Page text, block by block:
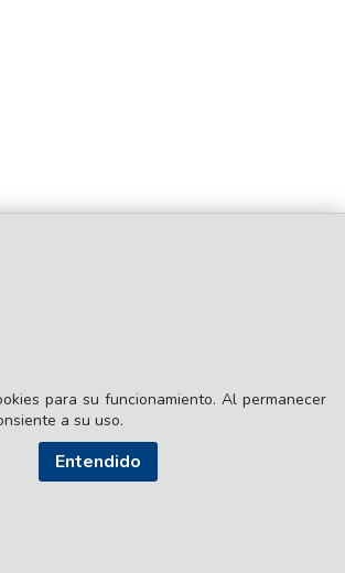
Gustavo Eduardo Ick
para su funcionamiento. Al permanecer
a su uso.
Entendido